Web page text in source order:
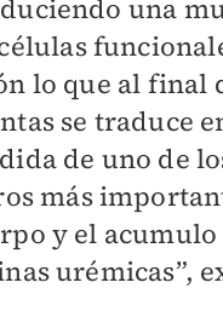
una
lo que al final
se traduce
de uno de
más
y el acumulo
urémicas”,